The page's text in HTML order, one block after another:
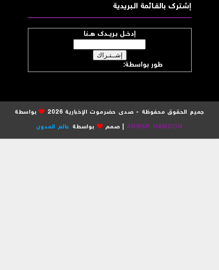
إشــترك بالقـــائمة الــبريدية
إدخــل بـريــدك هــنا
طور بواسطة:موقع صدى حضرموت
جميع الحقوق محفوظة - صدى حضرموت الإخبارية 2026
بواسطة
ANWAR HAMDON| صمم بواسطةعالم المدون